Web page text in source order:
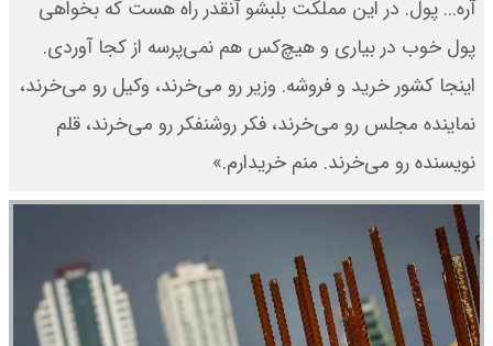
آره... پول. در این مملکت بلبشو آنقدر راه هست که بخواهی
پول خوب در بیاری و هیچ‌کس هم نمی‌پرسه از کجا آوردی.
اینجا کشور خرید و فروشه. وزیر رو می‌خرند، وکیل رو می‌خرند،
نماینده مجلس رو می‌خرند، فکر روشنفکر رو می‌خرند، قلم
نویسنده رو می‌خرند. منم خریدارم.»